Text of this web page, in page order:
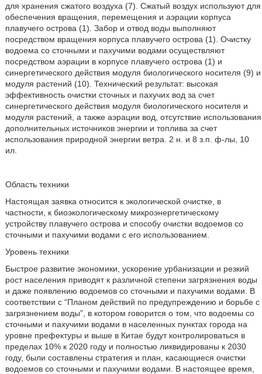
для хранения сжатого воздуха (7). Сжатый воздух используют для
обеспечения вращения, перемещения и аэрации корпуса
плавучего острова (1). Забор и отвод воды выполняют
посредством вращения корпуса плавучего острова (1). Очистку
водоема со сточными и пахучими водами осуществляют
посредством аэрации в корпусе плавучего острова (1) и
синергетического действия модуля биологического носителя (9) и
модуля растений (10). Технический результат: высокая
эффективность очистки сточных и пахучих вод за счет
синергетического действия модуля биологического носителя и
модуля растений, а также аэрации вод, отсутствие использования
дополнительных источников энергии и топлива за счет
использования природной энергии ветра. 2 н. и 8 з.п. ф-лы, 10
ил.
Область техники
Настоящая заявка относится к экологической очистке, в
частности, к биоэкологическому микроэнергетическому
устройству плавучего острова и способу очистки водоемов со
сточными и пахучими водами с его использованием.
Уровень техники
Быстрое развитие экономики, ускорение урбанизации и резкий
рост населения приводят к различной степени загрязнения воды
и даже появлению водоемов со сточными и пахучими водами. В
соответствии с “Планом действий по предупреждению и борьбе с
загрязнением воды”, в котором говорится о том, что водоемы со
сточными и пахучими водами в населенных пунктах города на
уровне префектуры и выше в Китае будут контролироваться в
пределах 10% к 2020 году и полностью ликвидированы к 2030
году, были составлены стратегия и план, касающиеся очистки
водоемов со сточными и пахучими водами. В настоящее время,